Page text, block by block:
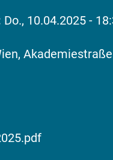
Do., 10.04.2025 -